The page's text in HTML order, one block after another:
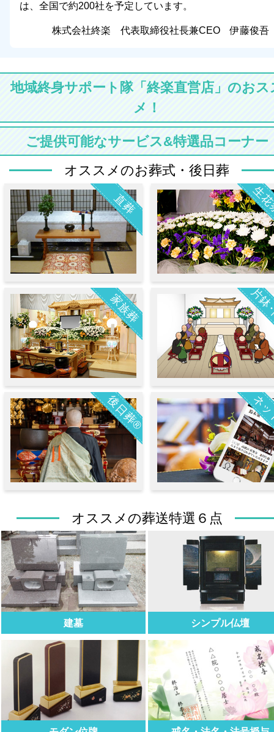
は、全国で約200社を予定しています。
株式会社終楽 代表取締役社長兼CEO 伊藤俊吾
地域終身サポート隊「終楽直営店」のおス
メ！
ご提供可能なサービス&特選品コーナー
オススメのお葬式・後日葬
直葬 生
家族葬 片
後日葬® ネ
オススメの葬送特選６点
建墓 シンプル仏壇